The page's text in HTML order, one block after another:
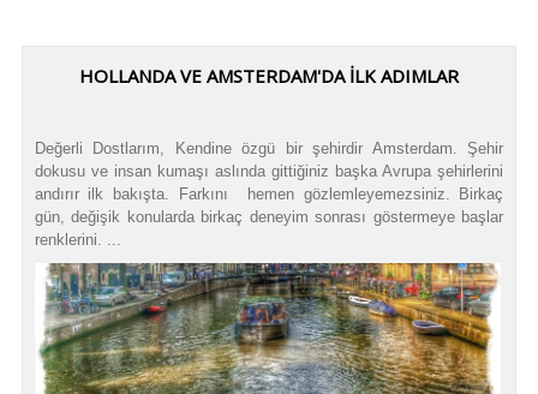
HOLLANDA VE AMSTERDAM'DA İLK ADIMLAR
Değerli Dostlarım, Kendine özgü bir şehirdir Amsterdam. Şehir
dokusu ve insan kumaşı aslında gittiğiniz başka Avrupa şehirlerini
andırır ilk bakışta. Farkını hemen gözlemleyemezsiniz. Birkaç
gün, değişik konularda birkaç deneyim sonrası göstermeye başlar
renklerini. ...